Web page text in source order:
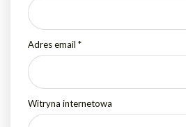
Adres email *
Witryna internetowa